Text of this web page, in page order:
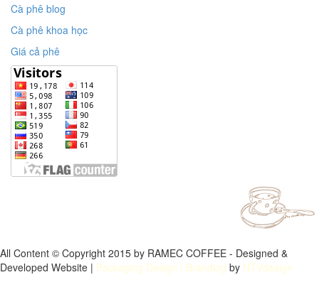
Cà phê blog
Cà phê khoa học
Giá cả phê
All Content © Copyright 2015 by RAMEC COFFEE - Designed &
Developed Website | Packaging Design | Branding by NTVdesign